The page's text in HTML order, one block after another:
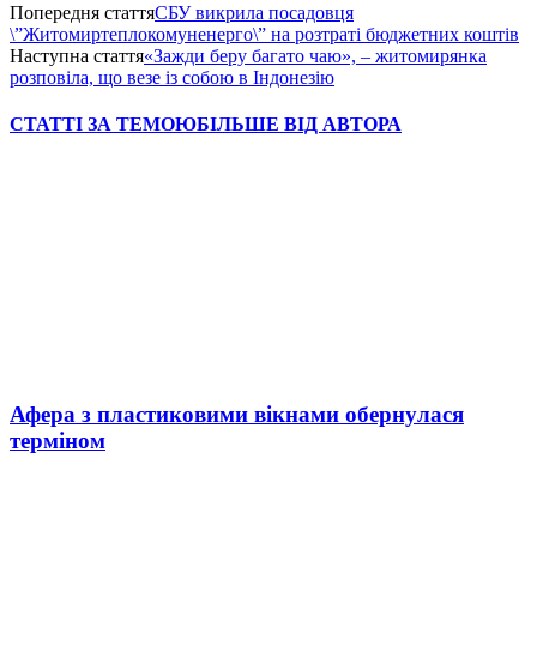
Попередня статтяСБУ викрила посадовця
\”Житомиртеплокомуненерго\” на розтраті бюджетних коштів
Наступна стаття«Зажди беру багато чаю», – житомирянка
розповіла, що везе із собою в Індонезію
СТАТТІ ЗА ТЕМОЮБІЛЬШЕ ВІД АВТОРА
Афера з пластиковими вікнами обернулася
терміном